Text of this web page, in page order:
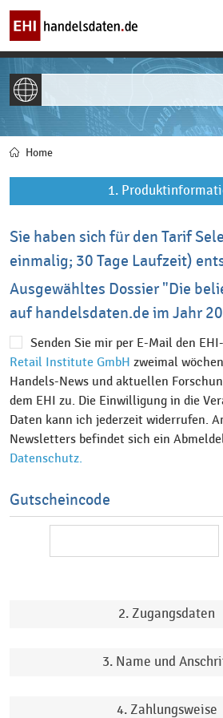
ALLE INHALTE
Pfadnavigation
Home
1.
Sie haben sich für den Tarif
einmalig; 30 Tage Laufzeit)
Ausgewähltes Dossier "Die
auf handelsdaten.de im Jahr
Senden Sie mir per E-Mail den
Retail Institute GmbH zweimal
Handels-News und aktuellen
dem EHI zu. Die Einwilligung in die
Daten kann ich jederzeit widerrufen.
Newsletters befindet sich ein
Datenschutz.
Gutscheincode
2. Zugangsdaten
3. Name und
4. Zahlungsweise